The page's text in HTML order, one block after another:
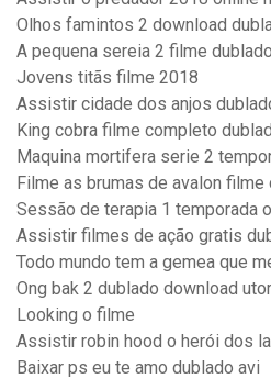
Olhos famintos 2 download
A pequena sereia 2 filme dublado
Jovens titãs filme 2018
Assistir cidade dos anjos
King cobra filme completo
Maquina mortifera serie 2
Filme as brumas de avalon
Sessão de terapia 1 temporada
Assistir filmes de ação gratis
Todo mundo tem a gemea que
Ong bak 2 dublado download
Looking o filme
Assistir robin hood o herói dos
Baixar ps eu te amo dublado avi